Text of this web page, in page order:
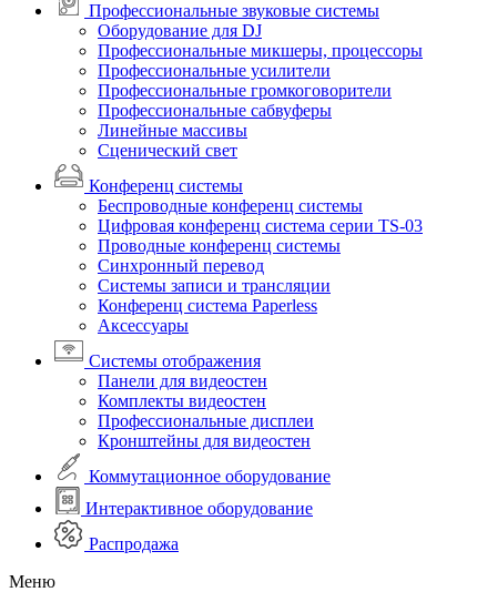
Профессиональные звуковые системы
Оборудование для DJ
Профессиональные микшеры, процессоры
Профессиональные усилители
Профессиональные громкоговорители
Профессиональные сабвуферы
Линейные массивы
Сценический свет
Конференц системы
Беспроводные конференц системы
Цифровая конференц система серии TS-03
Проводные конференц системы
Синхронный перевод
Системы записи и трансляции
Конференц система Paperless
Аксессуары
Системы отображения
Панели для видеостен
Комплекты видеостен
Профессиональные дисплеи
Кронштейны для видеостен
Коммутационное оборудование
Интерактивное оборудование
Распродажа
Меню